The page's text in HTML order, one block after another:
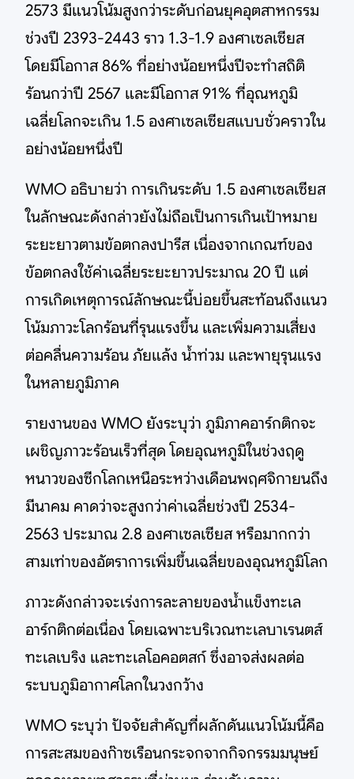
2573 มีแนวโน้มสูงกว่าระดับก่อนยุคอุตสาหกรรม
ช่วงปี 2393-2443 ราว 1.3-1.9 องศาเซลเซียส
โดยมีโอกาส 86% ที่อย่างน้อยหนึ่งปีจะทำสถิติ
ร้อนกว่าปี 2567 และมีโอกาส 91% ที่อุณหภูมิ
เฉลี่ยโลกจะเกิน 1.5 องศาเซลเซียสแบบชั่วคราวใน
อย่างน้อยหนึ่งปี
WMO อธิบายว่า การเกินระดับ 1.5 องศาเซลเซียส
ในลักษณะดังกล่าวยังไม่ถือเป็นการเกินเป้าหมาย
ระยะยาวตามข้อตกลงปารีส เนื่องจากเกณฑ์ของ
ข้อตกลงใช้ค่าเฉลี่ยระยะยาวประมาณ 20 ปี แต่
การเกิดเหตุการณ์ลักษณะนี้บ่อยขึ้นสะท้อนถึงแนว
โน้มภาวะโลกร้อนที่รุนแรงขึ้น และเพิ่มความเสี่ยง
ต่อคลื่นความร้อน ภัยแล้ง น้ำท่วม และพายุรุนแรง
ในหลายภูมิภาค
รายงานของ WMO ยังระบุว่า ภูมิภาคอาร์กติกจะ
เผชิญภาวะร้อนเร็วที่สุด โดยอุณหภูมิในช่วงฤดู
หนาวของซีกโลกเหนือระหว่างเดือนพฤศจิกายนถึง
มีนาคม คาดว่าจะสูงกว่าค่าเฉลี่ยช่วงปี 2534-
2563 ประมาณ 2.8 องศาเซลเซียส หรือมากกว่า
สามเท่าของอัตราการเพิ่มขึ้นเฉลี่ยของอุณหภูมิโลก
ภาวะดังกล่าวจะเร่งการละลายของน้ำแข็งทะเล
อาร์กติกต่อเนื่อง โดยเฉพาะบริเวณทะเลบาเรนตส์
ทะเลเบริง และทะเลโอคอตสก์ ซึ่งอาจส่งผลต่อ
ระบบภูมิอากาศโลกในวงกว้าง
WMO ระบุว่า ปัจจัยสำคัญที่ผลักดันแนวโน้มนี้คือ
การสะสมของก๊าซเรือนกระจกจากกิจกรรมมนุษย์